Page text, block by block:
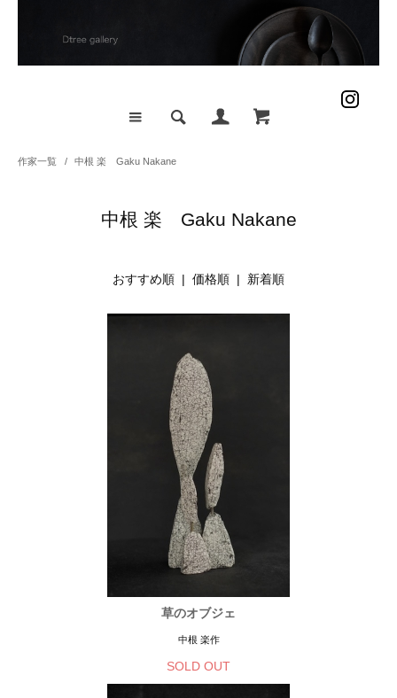
作家一覧 / 中根 楽 Gaku Nakane
中根 楽 Gaku Nakane
おすすめ順 | 価格順 | 新着順
草のオブジェ
中根 楽作
SOLD OUT